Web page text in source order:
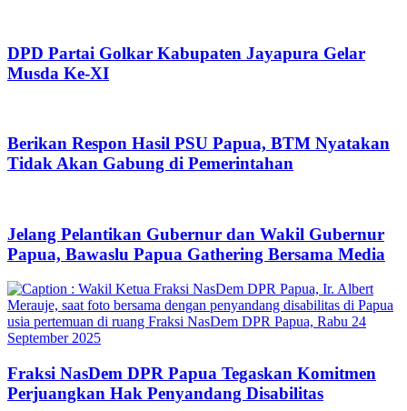
DPD Partai Golkar Kabupaten Jayapura Gelar
Musda Ke-XI
Berikan Respon Hasil PSU Papua, BTM Nyatakan
Tidak Akan Gabung di Pemerintahan
Jelang Pelantikan Gubernur dan Wakil Gubernur
Papua, Bawaslu Papua Gathering Bersama Media
Fraksi NasDem DPR Papua Tegaskan Komitmen
Perjuangkan Hak Penyandang Disabilitas